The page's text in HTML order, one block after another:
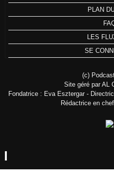
PLAN
LES
SE
(c)
Site géré par AL
Fondatrice : Eva Esztergar -
Rédactrice en